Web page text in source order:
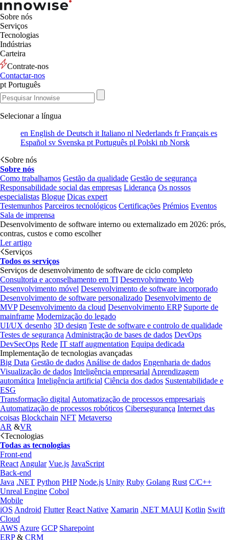
Sobre nós
Serviços
Tecnologias
Indústrias
Carteira
Contrate-nos
Contactar-nos
pt Português
Selecionar a língua
en English de Deutsch it Italiano nl Nederlands frFrançais es
Español sv Svenska pt Português pl Polski nb Norsk
Sobre nós
Sobre nós
Como trabalhamos Gestão da qualidade Gestão de segurança
Responsabilidade social das empresas Liderança Os nossos
especialistas Blogue Dicas expert
Testemunhos Parceiros tecnológicos Certificações Prémios Eventos
Sala de imprensa
Desenvolvimento de software interno ou externalizado em 2026: prós,
contras, custos e como escolher
Ler artigo
Serviços
Todos os serviços
Serviços de desenvolvimento de software de ciclo completo
Consultoria e aconselhamento em TI Desenvolvimento Web
Desenvolvimento móvel Desenvolvimento de software incorporado
Desenvolvimento de software personalizado Desenvolvimento de
MVP Desenvolvimento da cloud Desenvolvimento ERP Suporte de
mainframe Modernização do legado
UI/UX desenho 3D design Teste de software e controlo de qualidade
Testes de segurança Administração de bases de dados DevOps
DevSecOps Rede IT staff augmentation Equipa dedicada
Implementação de tecnologias avançadas
Big Data Gestão de dados Análise de dados Engenharia de dados
Visualização de dados Inteligência empresarial Aprendizagem
automática Inteligência artificial Ciência dos dados Sustentabilidade e
ESG
Transformação digital Automatização de processos empresariais
Automatização de processos robóticos Cibersegurança Internet das
coisas Blockchain NFT Metaverso
AR &VR
Tecnologias
Todas as tecnologias
Front-end
React Angular Vue.js JavaScript
Back-end
Java .NET Python PHP Node.js Unity Ruby Golang Rust C/C++
Unreal Engine Cobol
Mobile
iOS Android Flutter React Native Xamarin .NET MAUI Kotlin Swift
Cloud
AWS Azure GCP Sharepoint
ERP& CRM